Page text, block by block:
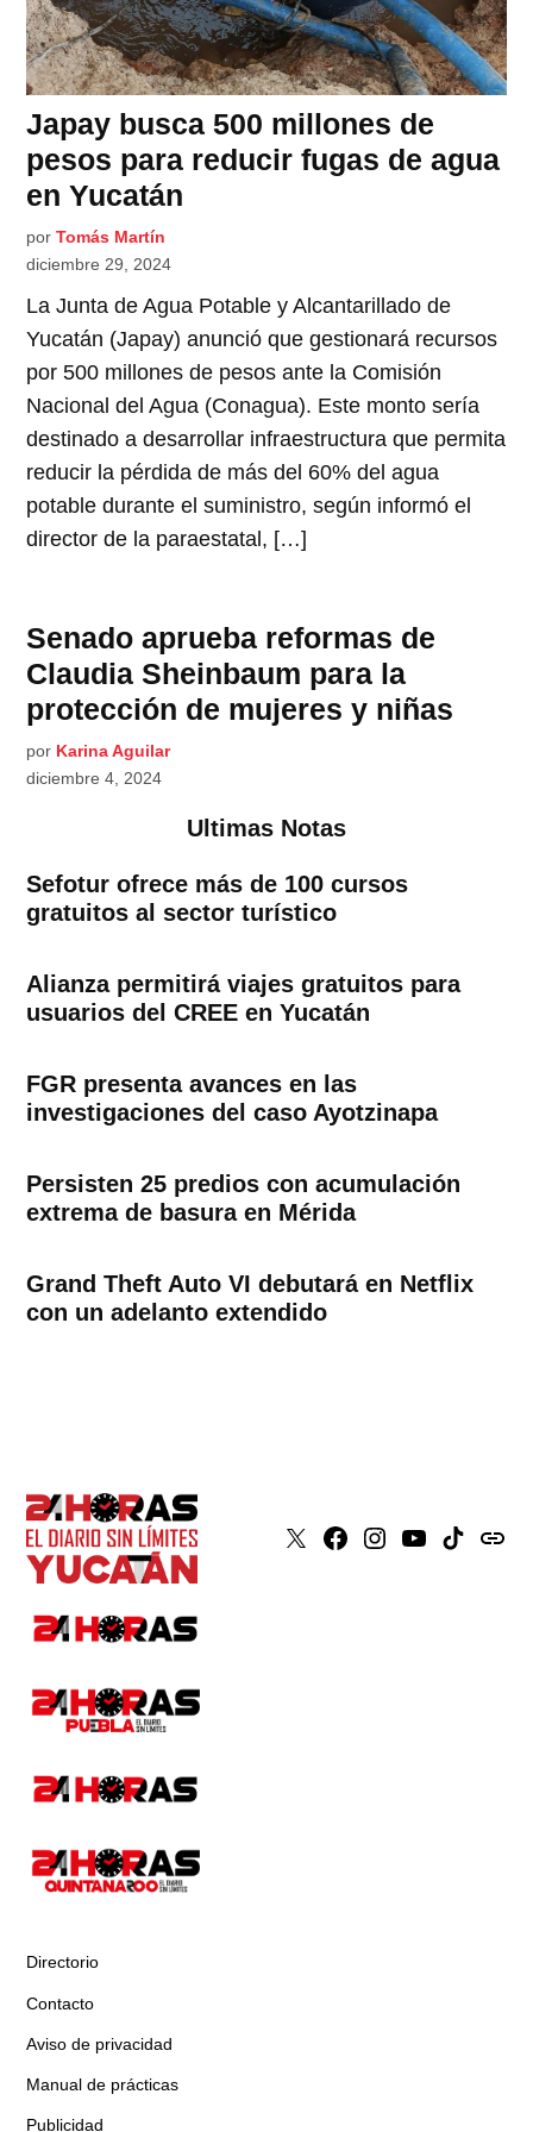
Japay busca 500 millones de
pesos para reducir fugas de agua
en Yucatán
por Tomás Martín
diciembre 29, 2024
La Junta de Agua Potable y Alcantarillado de
Yucatán (Japay) anunció que gestionará recursos
por 500 millones de pesos ante la Comisión
Nacional del Agua (Conagua). Este monto sería
destinado a desarrollar infraestructura que permita
reducir la pérdida de más del 60% del agua
potable durante el suministro, según informó el
director de la paraestatal, […]
Senado aprueba reformas de
Claudia Sheinbaum para la
protección de mujeres y niñas
por Karina Aguilar
diciembre 4, 2024
Ultimas Notas
Sefotur ofrece más de 100 cursos
gratuitos al sector turístico
Alianza permitirá viajes gratuitos para
usuarios del CREE en Yucatán
FGR presenta avances en las
investigaciones del caso Ayotzinapa
Persisten 25 predios con acumulación
extrema de basura en Mérida
Grand Theft Auto VI debutará en Netflix
con un adelanto extendido
X Faceboook
Instagram
YoutubeTiktokissuu
Directorio
Contacto
Aviso de privacidad
Manual de prácticas
Publicidad